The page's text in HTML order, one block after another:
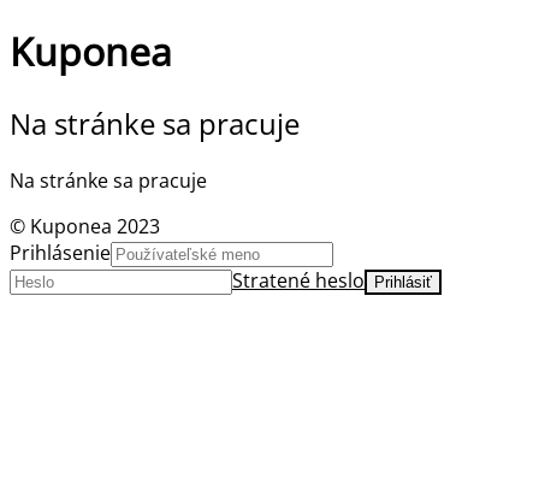
Kuponea
Na stránke sa pracuje
Na stránke sa pracuje
© Kuponea 2023
Prihlásenie
Stratené heslo